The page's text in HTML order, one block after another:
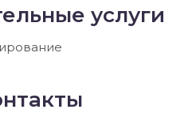
услуги